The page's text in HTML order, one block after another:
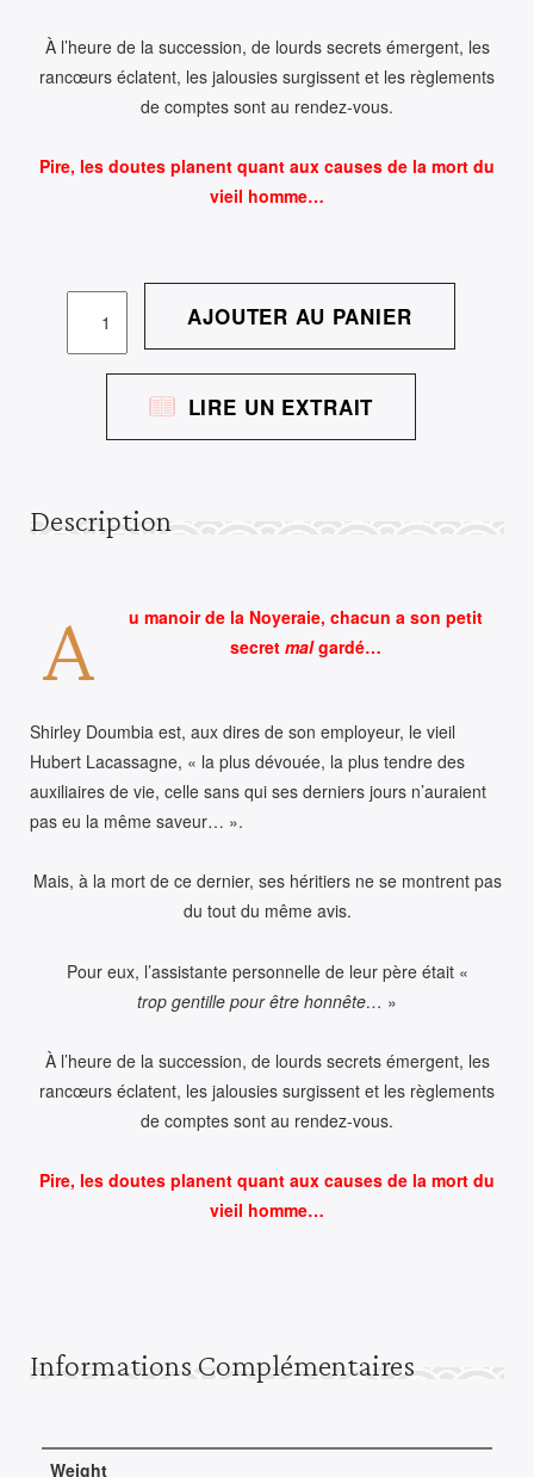
À l’heure de la succession, de lourds secrets émergent, les
rancœurs éclatent, les jalousies surgissent et les règlements
de comptes sont au rendez-vous.
Pire, les doutes planent quant aux causes de la mort du
vieil homme…
DERRIÈRE
AJOUTER AU PANIER
LIRE UN EXTRAIT
Description
A
u manoir de la Noyeraie, chacun a son petit
secret malgardé…
Shirley Doumbia est, aux dires de son employeur, le vieil
Hubert Lacassagne, « la plus dévouée, la plus tendre des
auxiliaires de vie, celle sans qui ses derniers jours n’auraient
pas eu la même saveur… ».
Mais, à la mort de ce dernier, ses héritiers ne se montrent pas
du tout du même avis.
Pour eux, l’assistante personnelle de leur père était «
trop gentille pour être honnête… »
À l’heure de la succession, de lourds secrets émergent, les
rancœurs éclatent, les jalousies surgissent et les règlements
de comptes sont au rendez-vous.
Pire, les doutes planent quant aux causes de la mort du
vieil homme…
Informations Complémentaires
Weight